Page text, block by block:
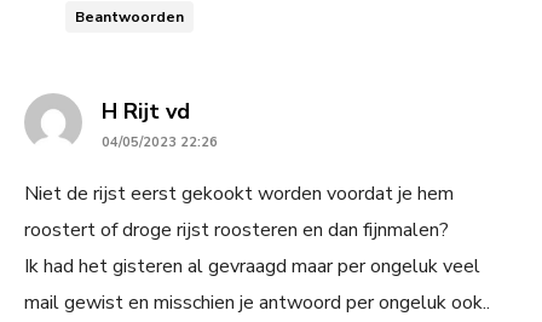
Beantwoorden
H Rijt vd
04/05/2023 22:26
Niet de rijst eerst gekookt worden voordat je hem
roostert of droge rijst roosteren en dan fijnmalen?
Ik had het gisteren al gevraagd maar per ongeluk veel
mail gewist en misschien je antwoord per ongeluk ook..